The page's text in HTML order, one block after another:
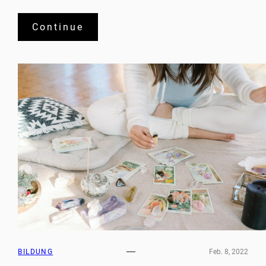
Continue
BILDUNG Feb. 8, 2022